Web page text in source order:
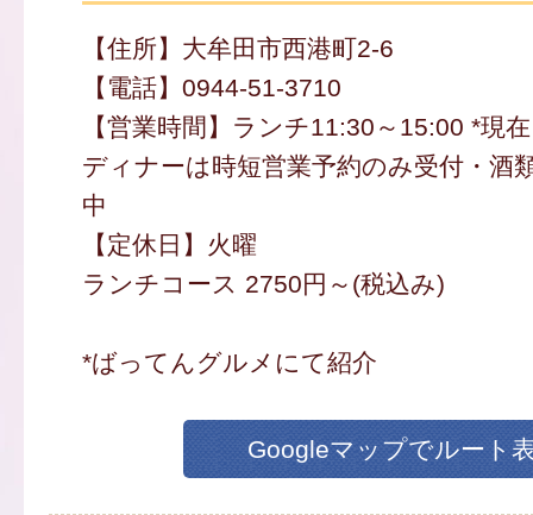
【住所】大牟田市西港町2-6
【電話】0944-51-3710
【営業時間】ランチ11:30～15:00 *現
ディナーは時短営業予約のみ受付・酒
中
【定休日】火曜
ランチコース 2750円～(税込み)
*ばってんグルメにて紹介
Googleマップでルート